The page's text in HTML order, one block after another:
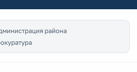
района